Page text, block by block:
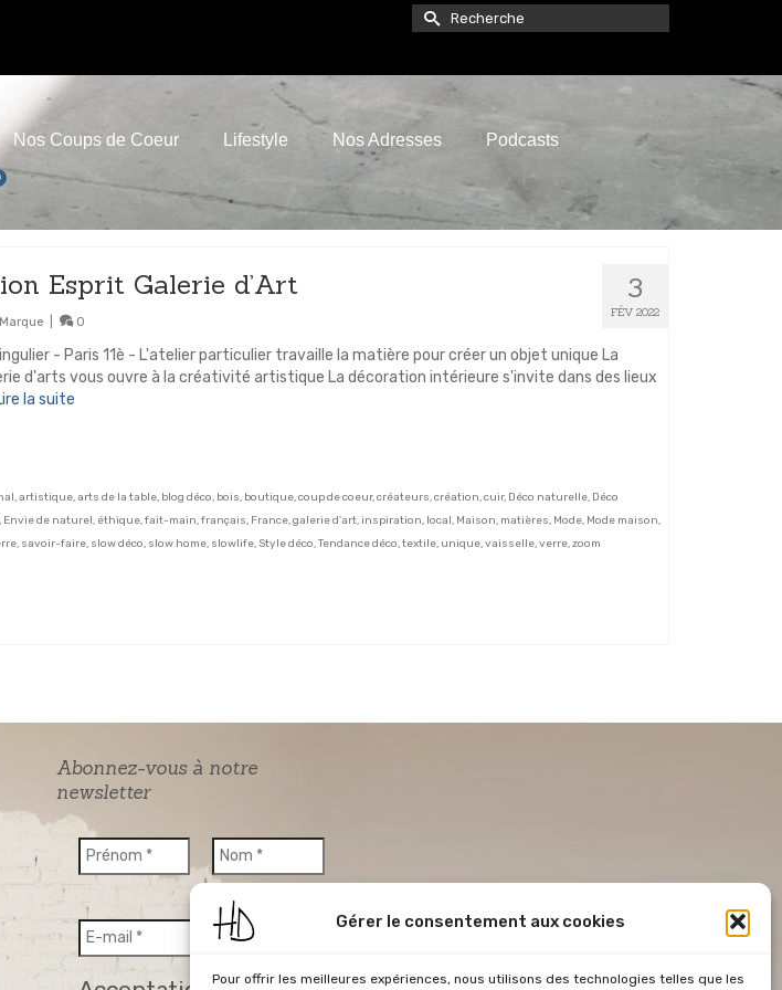
Gérer le consentement aux cookies
Pour offrir les meilleures expériences, nous utilisons des technologies telles que les
Rechercher :
Nos Coups de Coeur Lifestyle Nos Adresses Podcasts
3
FÉV 2022
Esprit Galerie d’Art
Marque 0
- Paris 11è - L'atelier particulier travaille la matière pour créer un objet unique La
d'arts vous ouvre à la créativité artistique La décoration intérieure s'invite dans des lieux
la suite
,artistique,arts de la table, blog déco, bois, boutique,coup de coeur,créateurs,création,cuir, Déco naturelle, Déco
, Envie de naturel, éthique,fait-main,français, France,galerie d'art,inspiration, local, Maison, matières, Mode, Mode maison,
, savoir-faire, slow déco, slow home, slowlife, Style déco,Tendance déco,textile, unique,vaisselle,verre,zoom
Abonnez-vous à notre
newsletter